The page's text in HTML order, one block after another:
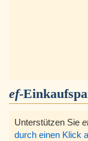
ef-
Unterstützen Sie
durch einen Klick